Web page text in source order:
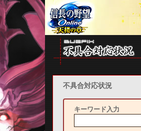
不具合対応状況
キーワード入力